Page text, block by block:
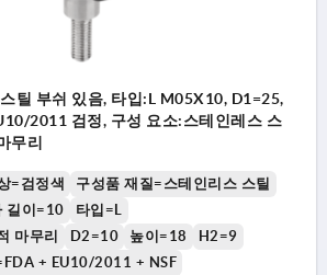
틸 부쉬 있음, 타입:L M05X10, D1=25,
2011 검정, 구성 요소:스테인레스 스
무리
=검정색
구성품 재질=스테인리스 스틸
길이=10
타입=L
마무리
D2=10 높이=18
H2=9
+ EU10/2011 + NSF